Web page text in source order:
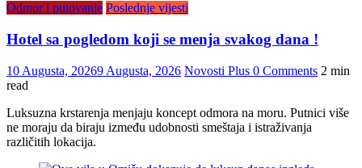
Odmor i putovanje Poslednje vijesti
Hotel sa pogledom koji se menja svakog dana !
10 Augusta, 20269 Augusta, 2026 Novosti Plus 0 Comments 2 min
read
Luksuzna krstarenja menjaju koncept odmora na moru. Putnici više
ne moraju da biraju između udobnosti smeštaja i istraživanja
različitih lokacija.